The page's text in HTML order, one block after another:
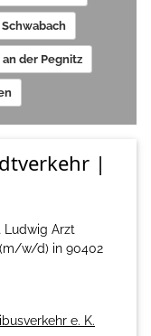
Schwabach
an der Pegnitz
|
Arzt
w/d) in 90402
e. K.